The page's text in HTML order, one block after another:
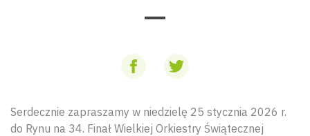
Serdecznie zapraszamy w niedzielę 25 stycznia 2026 r.
do Rynu na 34. Finał Wielkiej Orkiestry Świątecznej